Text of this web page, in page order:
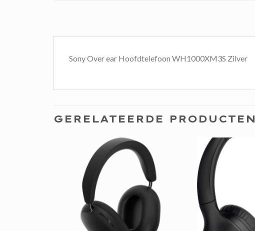
Sony Over ear Hoofdtelefoon WH1000XM3S Zilver
GERELATEERDE PRODUCTEN